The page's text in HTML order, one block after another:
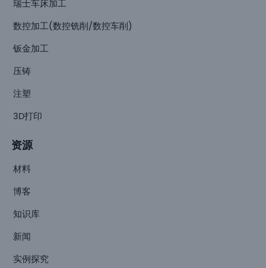
瑞士车床加工
数控加工(数控铣削/数控车削)
钣金加工
压铸
注塑
3D打印
资源
材料
博客
知识库
新闻
实例探究